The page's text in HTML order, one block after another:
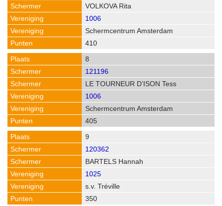
VOLKOVA Rita
1006
Schermcentrum Amsterdam
410
8
121196
LE TOURNEUR D’ISON Tess
1006
Schermcentrum Amsterdam
405
9
120362
BARTELS Hannah
1025
s.v. Tréville
350